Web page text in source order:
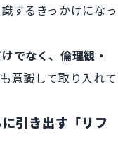
するきっかけになっ
でなく、倫理観・
意識して取り入れて
引き出す「リフ